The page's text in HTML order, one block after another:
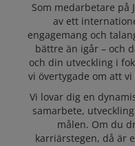
JYSK
Lediga tjänster
Som medarbetare på
av ett
engagemang och
bättre än igår – och
och din utveckling i
vi övertygade om att
Vi lovar dig en
samarbete,
målen. Om du
karriärstegen, då är